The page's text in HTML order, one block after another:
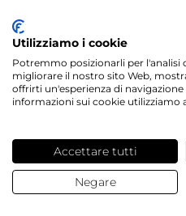
Utilizziamo i cookie
Potremmo posizionarli per l'analisi
migliorare il nostro sito Web,
offrirti un'esperienza di
informazioni sui cookie utilizziamo
Accettare tutti
Negare